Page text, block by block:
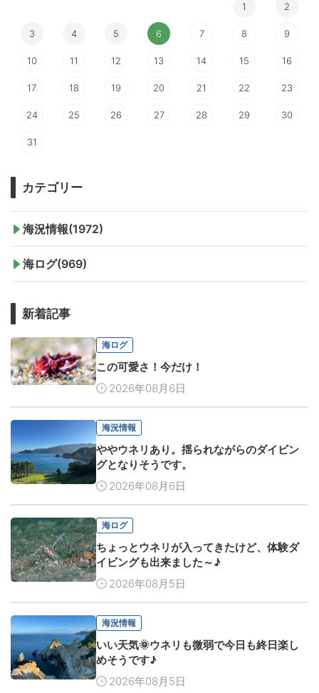
1 2
3 4 5 6 7 8 9
10 11 12 13 14 15 16
17 18 19 20 21 22 23
24 25 26 27 28 29 30
31
カテゴリー
海況情報(1972)
海ログ(969)
新着記事
海ログ
この可愛さ！今だけ！
2026年08月6日
海況情報
ややウネリあり。揺られながらのダイビン
グとなりそうです。
2026年08月6日
海ログ
ちょっとウネリが入ってきたけど、体験ダ
イビングも出来ました～♪
2026年08月5日
海況情報
いい天気🌞ウネリも微弱で今日も終日楽し
めそうです♪
2026年08月5日